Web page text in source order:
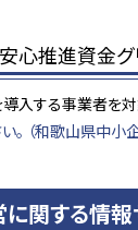
推進資金グ
入する事業者を対
（和歌山県中小
関する情報